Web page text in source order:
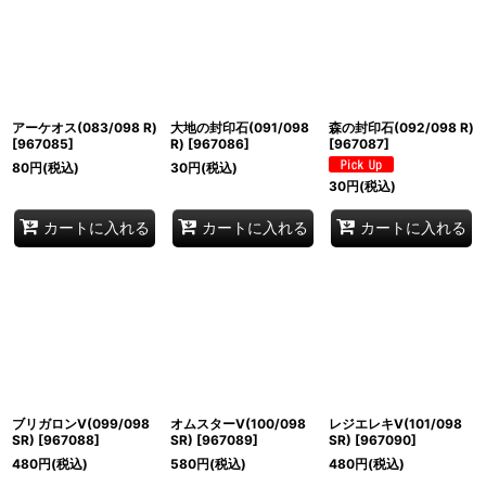
アーケオス(083/098 R)
[967085]
80円(税込)
カートに入れる
大地の封印石(091/098
R) [967086]
30円(税込)
カートに入れる
森の封印石(092/098 R)
[967087]
30円(税込)
カートに入れる
ブリガロンV(099/098
SR) [967088]
480円(税込)
オムスターV(100/098
SR) [967089]
580円(税込)
レジエレキV(101/098
SR) [967090]
480円(税込)